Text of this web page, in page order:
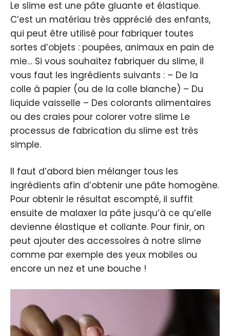
Le slime est une pâte gluante et élastique.
C’est un matériau très apprécié des enfants,
qui peut être utilisé pour fabriquer toutes
sortes d’objets : poupées, animaux en pain de
mie… Si vous souhaitez fabriquer du slime, il
vous faut les ingrédients suivants : – De la
colle à papier (ou de la colle blanche) – Du
liquide vaisselle – Des colorants alimentaires
ou des craies pour colorer votre slime Le
processus de fabrication du slime est très
simple.
Il faut d’abord bien mélanger tous les
ingrédients afin d’obtenir une pâte homogène.
Pour obtenir le résultat escompté, il suffit
ensuite de malaxer la pâte jusqu’à ce qu’elle
devienne élastique et collante. Pour finir, on
peut ajouter des accessoires à notre slime
comme par exemple des yeux mobiles ou
encore un nez et une bouche !